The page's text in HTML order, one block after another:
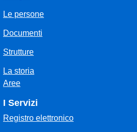
Le persone
Documenti
Strutture
La storia
Aree
I Servizi
Registro elettronico